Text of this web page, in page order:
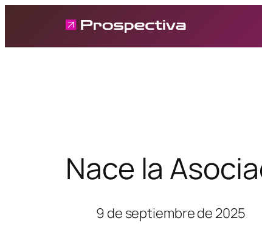
contenido
Nace la
9 de septiembre de 2025